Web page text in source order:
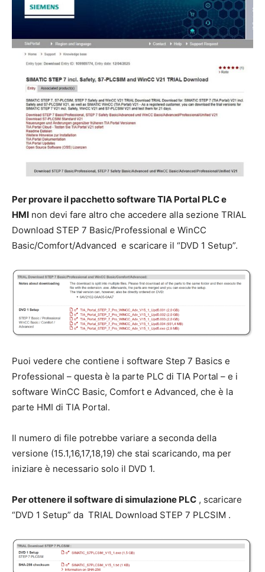
Per provare il pacchetto software TIA Portal PLC e
HMI non devi fare altro che accedere alla sezione TRIAL
Download STEP 7 Basic/Professional e WinCC
Basic/Comfort/Advanced e scaricare il “DVD 1 Setup”.
Puoi vedere che contiene i software Step 7 Basics e
Professional – questa è la parte PLC di TIA Portal – e i
software WinCC Basic, Comfort e Advanced, che è la
parte HMI di TIA Portal.
Il numero di file potrebbe variare a seconda della
versione (15.1,16,17,18,19) che stai scaricando, ma per
iniziare è necessario solo il DVD 1.
Per ottenere il software di simulazione PLC , scaricare
“DVD 1 Setup” da TRIAL Download STEP 7 PLCSIM .